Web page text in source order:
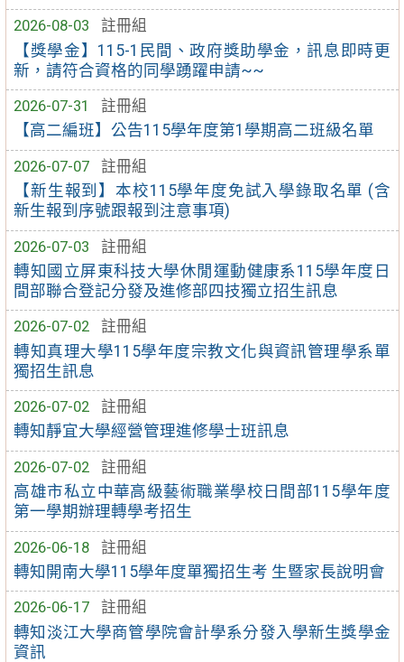
2026-08-03
註冊組
【獎學金】115-1民間、政府獎助學金，訊息即時更
新，請符合資格的同學踴躍申請~~
2026-07-31
註冊組
【高二編班】公告115學年度第1學期高二班級名單
2026-07-07
註冊組
【新生報到】本校115學年度免試入學錄取名單 (含
新生報到序號跟報到注意事項)
2026-07-03
註冊組
轉知國立屏東科技大學休閒運動健康系115學年度日
間部聯合登記分發及進修部四技獨立招生訊息
2026-07-02
註冊組
轉知真理大學115學年度宗教文化與資訊管理學系單
獨招生訊息
2026-07-02
註冊組
轉知靜宜大學經營管理進修學士班訊息
2026-07-02
註冊組
高雄市私立中華高級藝術職業學校日間部115學年度
第一學期辦理轉學考招生
2026-06-18
註冊組
轉知開南大學115學年度單獨招生考 生暨家長說明會
2026-06-17
註冊組
轉知淡江大學商管學院會計學系分發入學新生獎學金
資訊